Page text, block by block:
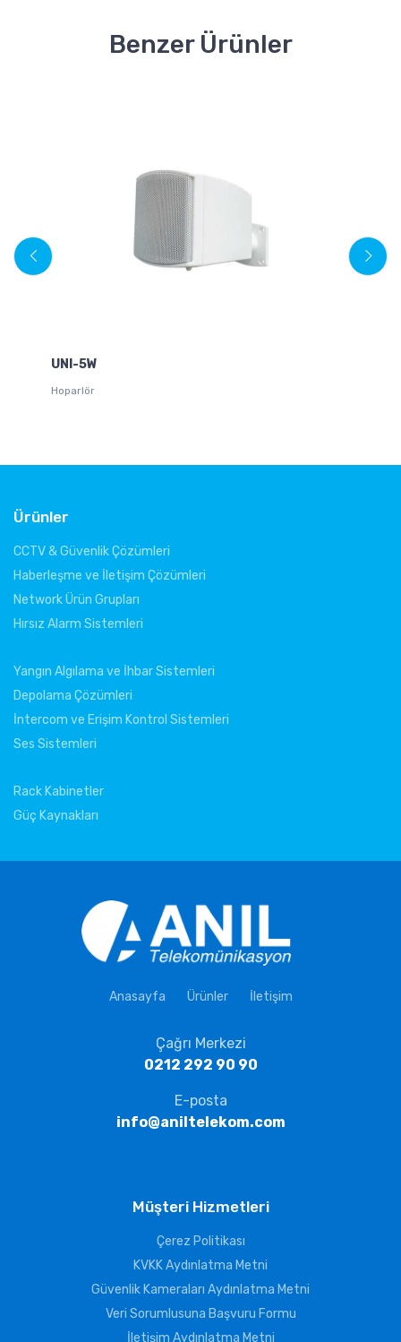
Benzer Ürünler
UNI-5W
Hoparlör
Ürünler
CCTV & Güvenlik Çözümleri
Haberleşme ve İletişim Çözümleri
Network Ürün Grupları
Hırsız Alarm Sistemleri
Yangın Algılama ve İhbar Sistemleri
Depolama Çözümleri
İntercom ve Erişim Kontrol Sistemleri
Ses Sistemleri
Rack Kabinetler
Güç Kaynakları
Anasayfa Ürünler İletişim
Çağrı Merkezi
0212 292 90 90
E-posta
info@aniltelekom.com
Müşteri Hizmetleri
Çerez Politikası
KVKK Aydınlatma Metni
Güvenlik Kameraları Aydınlatma Metni
Veri Sorumlusuna Başvuru Formu
İletişim Aydınlatma Metni